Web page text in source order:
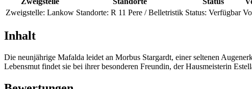
Zweigstelle: Lankow Standorte: R 11 Pere / Belletristik Status: Verfügbar
Inhalt
Die neunjährige Mafalda leidet an Morbus Stargardt, einer seltenen
Lebensmut findet sie bei ihrer besonderen Freundin, der Hausmeisterin